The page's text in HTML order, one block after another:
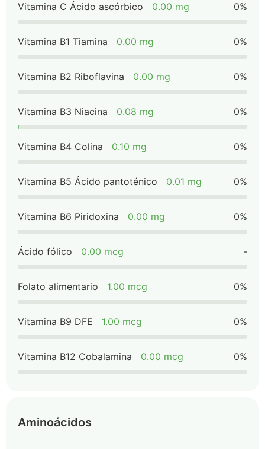
Vitamina C Ácido ascórbico 0.00 mg 0%
Vitamina B1 Tiamina 0.00 mg 0%
Vitamina B2 Riboflavina 0.00 mg 0%
Vitamina B3 Niacina 0.08 mg 0%
Vitamina B4 Colina 0.10 mg 0%
Vitamina B5 Ácido pantoténico 0.01 mg 0%
Vitamina B6 Piridoxina 0.00 mg 0%
Ácido fólico 0.00 mcg -
Folato alimentario 1.00 mcg 0%
Vitamina B9 DFE 1.00 mcg 0%
Vitamina B12 Cobalamina 0.00 mcg 0%
Aminoácidos